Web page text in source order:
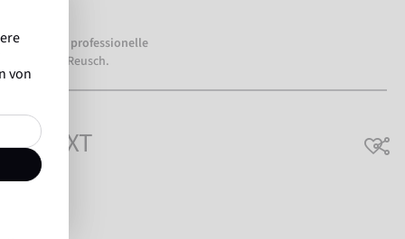
als
500 professionelle
auf Reusch.
XT
von